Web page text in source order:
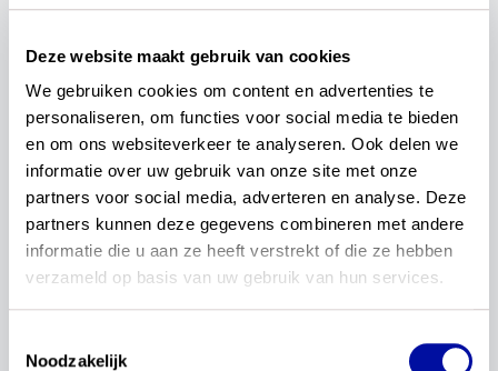
Deze website maakt gebruik van cookies
We gebruiken cookies om content en advertenties te
personaliseren, om functies voor social media te bieden
en om ons websiteverkeer te analyseren. Ook delen we
informatie over uw gebruik van onze site met onze
partners voor social media, adverteren en analyse. Deze
partners kunnen deze gegevens combineren met andere
informatie die u aan ze heeft verstrekt of die ze hebben
verzameld op basis van uw gebruik van hun services.
Noodzakelijk
Ik ben Klaas Boomars, 40 jaar en kom uit
Amsterdam. Na het afronden van de ALO heb ik
het geven van veel praktijkgerichte lessen ook